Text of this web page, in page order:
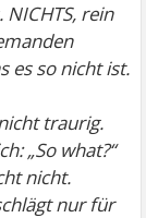
rein
es so nicht ist.
traurig.
„So what?“
nicht.
nur für